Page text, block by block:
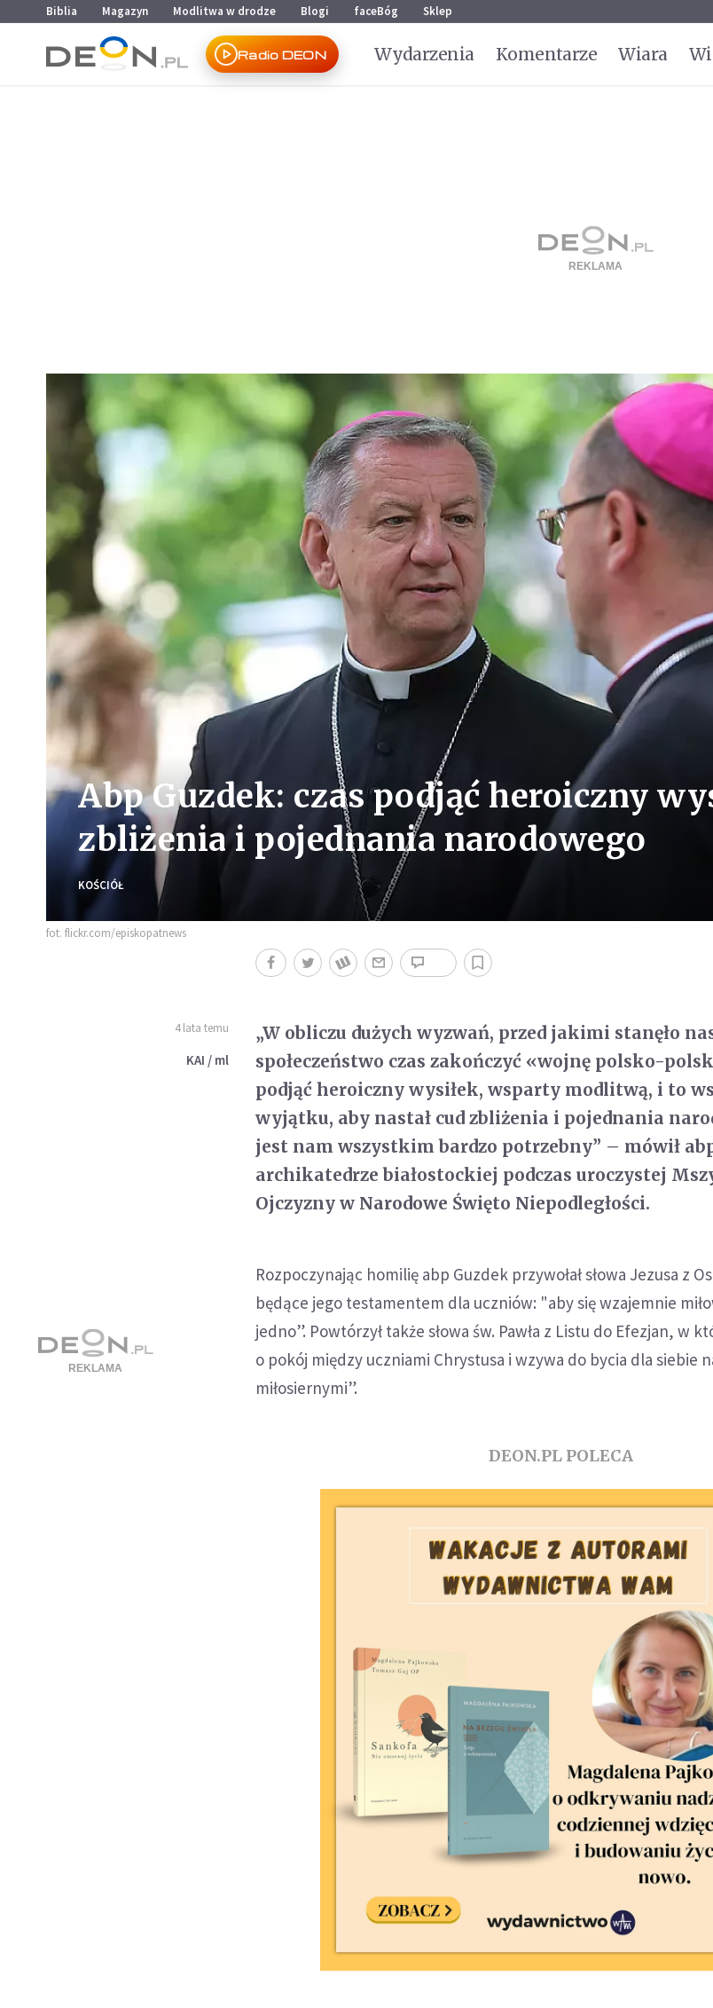
Przejdź do menu głównego
Przejdź do treści
Biblia Magazyn Modlitwa w drodze Blogi faceBóg Sklep
Radio DEON Wydarzenia Komentarze Wiara
Abp Guzdek: czas podjąć heroiczny
zbliżenia i pojednania narodowego
KOŚCIÓŁ
fot. flickr.com/episkopatnews
4 lata temu
KAI / ml
„W obliczu dużych wyzwań, przed jakimi stanęło
społeczeństwo czas zakończyć «wojnę polsko-
podjąć heroiczny wysiłek, wsparty modlitwą, i to
wyjątku, aby nastał cud zbliżenia i pojednania
jest nam wszystkim bardzo potrzebny” – mówił
archikatedrze białostockiej podczas uroczystej
Ojczyzny w Narodowe Święto Niepodległości.
Rozpoczynając homilię abp Guzdek przywołał słowa Jezusa z
będące jego testamentem dla uczniów: "aby się wzajemnie
jedno”. Powtórzył także słowa św. Pawła z Listu do Efezjan, w
o pokój między uczniami Chrystusa i wzywa do bycia dla siebie
miłosiernymi”.
DEON.PL POLECA